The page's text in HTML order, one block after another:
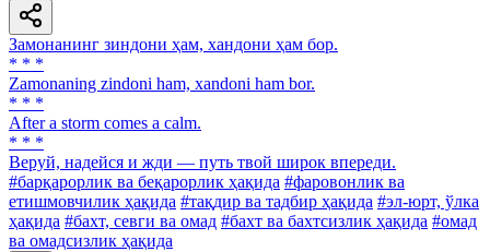
Замонанинг зиндони ҳам, хандони ҳам бор.
* * *
Zamonaning zindoni ham, xandoni ham bor.
* * *
After a storm comes a calm.
* * *
Веруй, надейся и жди — путь твой широк впереди.
#барқарорлик ва беқарорлик ҳақида #фаровонлик ва
етишмовчилик ҳақида #тақдир ва тадбир ҳақида #эл-юрт, ўлка
ҳақида #бахт, севги ва омад #бахт ва бахтсизлик ҳақида #омад
ва омадсизлик ҳақида